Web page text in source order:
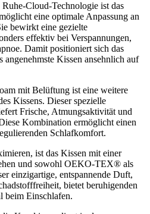
Cloud-Technologie ist das
eine optimale Anpassung an
bewirkt eine gezielte
effektiv bei Verspannungen,
Damit positioniert sich das
Kissen ansehnlich auf
mit Belüftung ist eine weitere
Kissens. Dieser spezielle
Frische, Atmungsaktivität und
Kombination ermöglicht einen
Schlafkomfort.
ist das Kissen mit einer
und sowohl OEKO-TEX® als
einzigartige, entspannende Duft,
bietet beruhigenden
beim Einschlafen.